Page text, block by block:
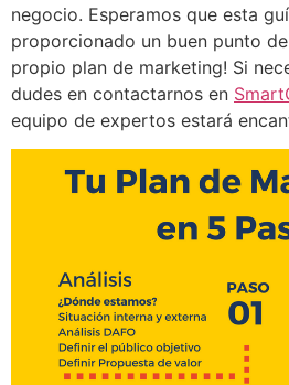
negocio. Esperamos que esta
proporcionado un buen punto
propio plan de marketing! Si
dudes en contactarnos en
equipo de expertos estará